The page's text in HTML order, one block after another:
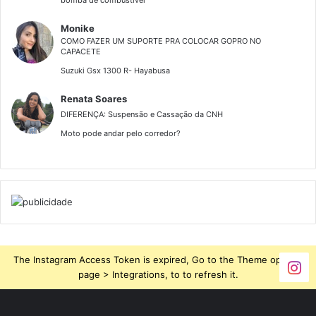
itens como USB, abertura do compartimento sob o banco
na ignição, sem precisar desligar o scooter, painel com
relógio, entre outros”, explica Victor Trisotto, diretor de
engenharia da DAFRA.
O scooter Cityclass 200i traz vários itens de comodidade,
como transmissão automática CVT, porta objetos com
Monike
COMO FAZER UM SUPORTE PRA COLOCAR GOPRO NO
CAPACETE
Suzuki Gsx 1300 R- Hayabusa
Renata Soares
DIFERENÇA: Suspensão e Cassação da CNH
Moto pode andar pelo corredor?
The Instagram Access Token is expired, Go to the Theme options
page > Integrations, to to refresh it.